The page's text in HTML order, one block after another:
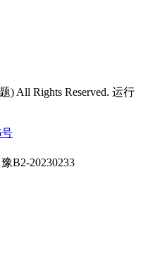
) All Rights Reserved. 运行
号
B2-20230233